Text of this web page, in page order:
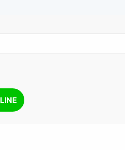
LINE